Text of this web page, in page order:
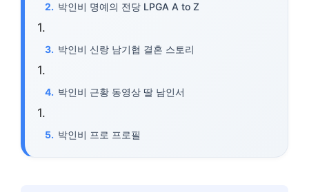
박인비 명예의 전당 LPGA A to Z
박인비 신랑 남기협 결혼 스토리
박인비 근황 동영상 딸 남인서
박인비 프로 프로필